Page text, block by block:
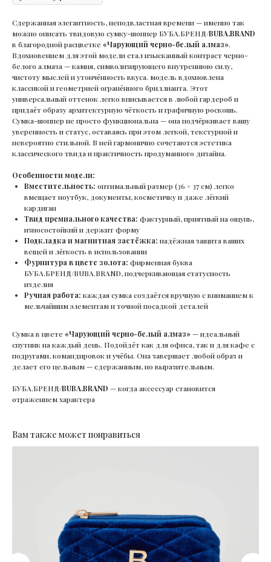
Сдержанная элегантность, неподвластная времени — именно так
можно описать твидовую сумку-шоппер БУБА.БРЕНД/BUBA.BRAND
в благородной расцветке «Чарующий черно-белый алмаз».
Вдохновением для этой модели стал изысканный контраст черно-
белого алмаза — камня, символизирующего внутреннюю силу,
чистоту мыслей и утончённость вкуса. модель вдохновлена
классикой и геометрией огранённого бриллианта. Этот
универсальный оттенок легко вписывается в любой гардероб и
придаёт образу архитектурную чёткость и графичную роскошь.
Сумка-шоппер не просто функциональна — она подчёркивает вашу
уверенность и статус, оставаясь при этом легкой, текстурной и
невероятно стильной. В ней гармонично сочетаются эстетика
классического твида и практичность продуманного дизайна.
Особенности модели:
Вместительность: оптимальный размер (36 × 37 см) легко
вмещает ноутбук, документы, косметичку и даже лёгкий
кардиган
Твид премиального качества: фактурный, приятный на ощупь,
износостойкий и держит форму
Подкладка и магнитная застёжка: надёжная защита ваших
вещей и лёгкость в использовании
Фурнитура в цвете золота: фирменная буква
БУБА.БРЕНД/BUBA.BRAND, подчеркивающая статусность
изделия
Ручная работа: каждая сумка создаётся вручную с вниманием к
мельчайшим элементам и точной посадкой деталей
Сумка в цвете «Чарующий черно-белый алмаз»— идеальный
спутник на каждый день. Подойдёт как для офиса, так и для кафе с
подругами, командировок и учёбы. Она завершает любой образ и
делает его цельным — сдержанным, но выразительным.
БУБА.БРЕНД/BUBA.BRAND — когда аксессуар становится
отражением характера
Вам также может понравиться